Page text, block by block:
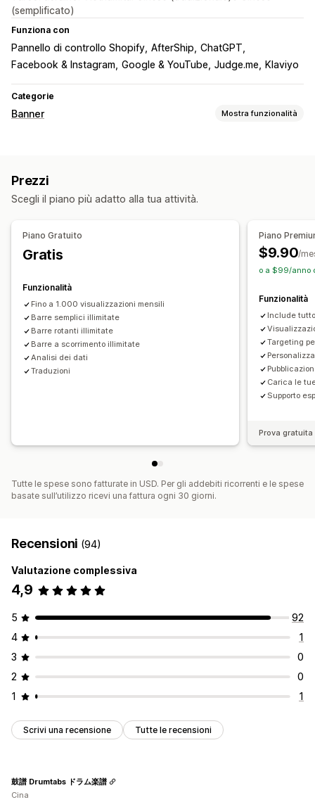
(semplificato)
Funziona con
Pannello di controllo Shopify AfterShip ChatGPT
Facebook & Instagram Google & YouTube Judge.me Klaviyo
Categorie
Banner Mostra funzionalità
Iscrizione alla newsletter
Conformità al GDPR Multiannuncio Notifica
Multilingua
Targeting comportamentale
Analisi e report
Test A/B
Monitoraggio comportamentale
Mappe di calore
Monitoraggio delle performance
Analisi in tempo reale
Prezzi
Scegli il piano più adatto alla tua attività.
Piano Gratuito
Gratis
Funzionalità
Fino a 1.000 visualizzazioni mensili
Barre semplici illimitate
Barre rotanti illimitate
Barre a scorrimento illimitate
Analisi dei dati
Traduzioni
Piano
$9.90/
o a $99/anno
Funzionalità
Include
Targeting
Carica le
Supporto
Prova
Tutte le spese sono fatturate in USD. Per gli addebiti ricorrenti e le spese
basate sull’utilizzo ricevi una fattura ogni 30 giorni.
Recensioni (94)
Valutazione complessiva
4,9
5
92
4
1
3
0
2
0
1
1
Scrivi una recensione Tutte le recensioni
鼓譜 Drumtabs ドラム楽譜
Cina